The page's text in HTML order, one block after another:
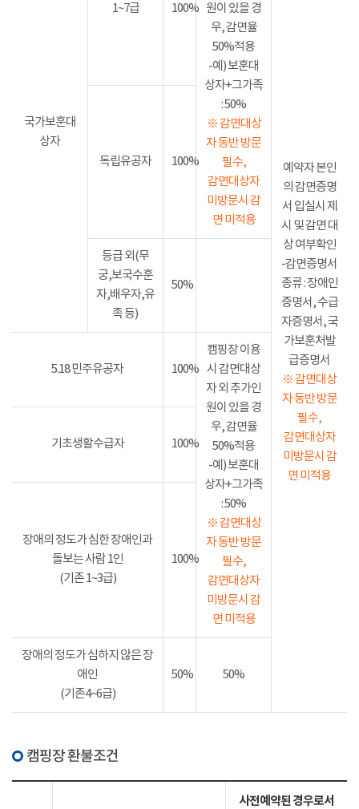
국가보훈대
상자
1~7급 100% 원이 있을 경
우, 감면율
50%적용
-예) 보훈대
상자+그가족
: 50%
※ 감면대상
자 동반 방문
필수,
감면대상자
미방문시 감
면 미적용
예약자 본인
의 감면증명
서 입실시 제
시 및 감면 대
상 여부확인
-감면증명서
종류 : 장애인
증명서, 수급
자증명서, 국
가보훈처발
급증명서
※ 감면대상
자 동반 방문
필수,
감면대상자
미방문시 감
면 미적용
독립유공자 100%
등급 외(무
궁,보국수훈
자,배우자,유
족 등)
50%
5.18 민주유공자 100%
캠핑장 이용
시 감면대상
자 외 추가인
원이 있을 경
우, 감면율
50%적용
-예) 보훈대
상자+그가족
: 50%
※ 감면대상
자 동반 방문
필수,
감면대상자
미방문시 감
면 미적용
기초생활수급자 100%
장애의 정도가 심한 장애인과
돌보는 사람 1인
(기존 1~3급)
100%
장애의 정도가 심하지 않은 장
애인
(기존4~6급)
50% 50%
캠핑장 환불조건
사전예약된 경우로서